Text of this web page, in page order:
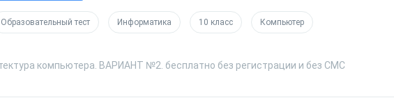
Образовательный тест Информатика 10 класс Компьютер
компьютера. ВАРИАНТ №2. бесплатно без регистрации и без СМС